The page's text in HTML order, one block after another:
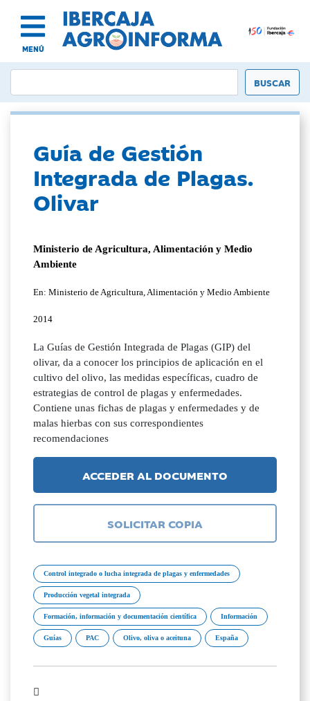
MENÚ
Guía de Gestión
Integrada de Plagas.
Olivar
Ministerio de Agricultura, Alimentación y Medio
Ambiente
En: Ministerio de Agricultura, Alimentación y Medio Ambiente
2014
La Guías de Gestión Integrada de Plagas (GIP) del
olivar, da a conocer los principios de aplicación en el
cultivo del olivo, las medidas específicas, cuadro de
estrategias de control de plagas y enfermedades.
Contiene unas fichas de plagas y enfermedades y de
malas hierbas con sus correspondientes
recomendaciones
ACCEDER AL DOCUMENTO
SOLICITAR COPIA
Control integrado o lucha integrada de plagas y enfermedades
Producción vegetal integrada
Formación, información y documentación científica Información
Guías PAC Olivo, oliva o aceituna España